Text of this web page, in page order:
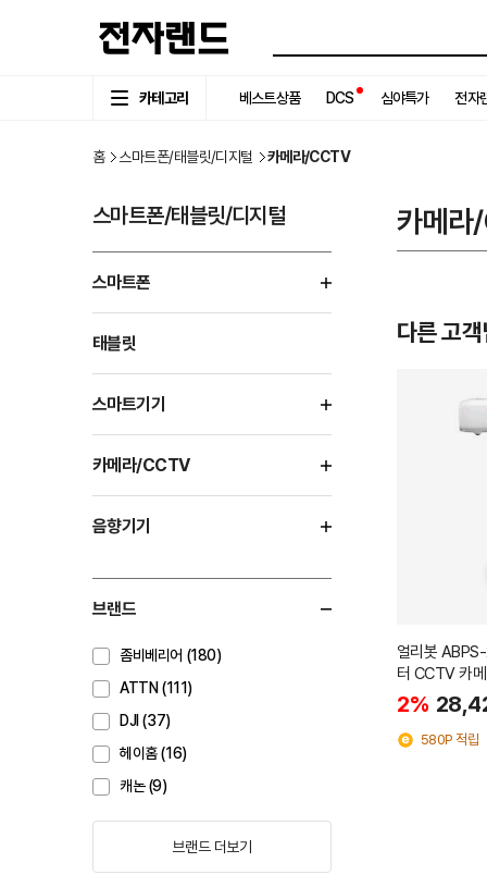
카테고리 베스트상품 DCS 심야특가 전자
홈 스마트폰/태블릿/디지털 카메라/CCTV
스마트폰/태블릿/디지털
스마트폰
태블릿
스마트기기
카메라/CCTV
음향기기
브랜드
좀비베리어 (180)
ATTN (111)
DJI (37)
헤이홈 (16)
캐논 (9)
브랜드 더보기
카메
다른 고
얼리봇
터 CCTV 카
라켓
2%
580P 적립